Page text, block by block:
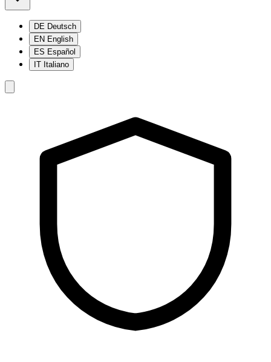
DE Deutsch
EN English
ES Español
IT Italiano